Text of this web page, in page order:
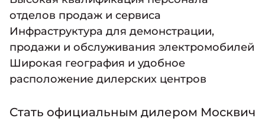
отделов продаж и сервиса
Инфраструктура для демонстрации,
продажи и обслуживания электромобилей
Широкая география и удобное
расположение дилерских центров
Стать официальным дилером Москвич